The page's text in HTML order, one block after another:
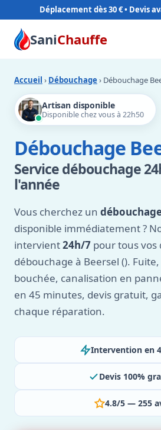
Déplacement dès 30 €
SaniChauffe
Accueil › Débouchage › Débouchage
Artisan disponible
Disponible chez vous à 22h50
Débouchage
Service débouchage
l'année
Vous cherchez un
disponible immédiatement ?
intervient24h/7 pour tous vos
débouchage à Beersel ().
bouchée, canalisation en
en 45 minutes, devis gratuit,
chaque réparation.
Intervention en
Devis 100%
4.8/5 — 255